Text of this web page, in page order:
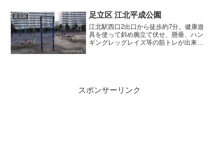
足立区 足立区 江北平成公園
江北駅西口2出口から徒歩約7分。健康遊
具を使って斜め腕立て伏せ、懸垂、ハン
ギングレッグレイズ等の筋トレが出来る
スポンサーリンク